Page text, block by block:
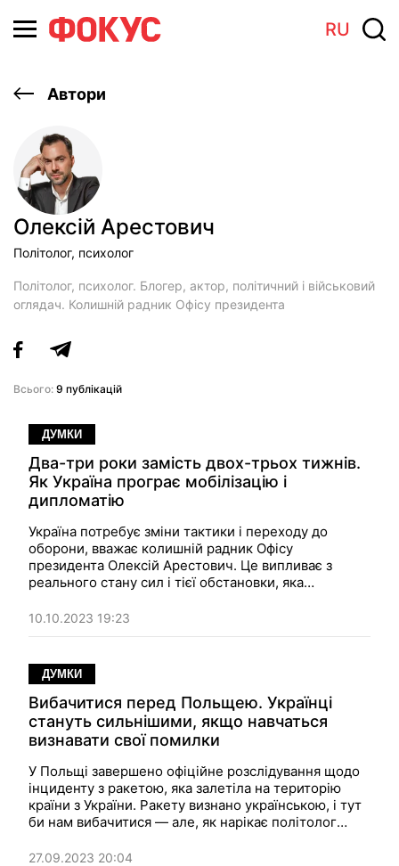
RU
Автори
Олексiй Арестович
Полiтолог, психолог
Полiтолог, психолог. Блогер, актор, політичний і військовий
оглядач. Колишній радник Офісу президента
Всього: 9 публікацій
ДУМКИ
Два-три роки замість двох-трьох тижнів.
Як Україна програє мобілізацію і
дипломатію
Україна потребує зміни тактики і переходу до
оборони, вважає колишній радник Офісу
президента Олексій Арестович. Це випливає з
реального стану сил і тієї обстановки, яка
10.10.2023 19:23
ДУМКИ
Вибачитися перед Польщею. Українці
стануть сильнішими, якщо навчаться
визнавати свої помилки
У Польщі завершено офіційне розслідування щодо
інциденту з ракетою, яка залетіла на територію
країни з України. Ракету визнано українською, і тут
би нам вибачитися — але, як нарікає політолог
звички…
27.09.2023 20:04